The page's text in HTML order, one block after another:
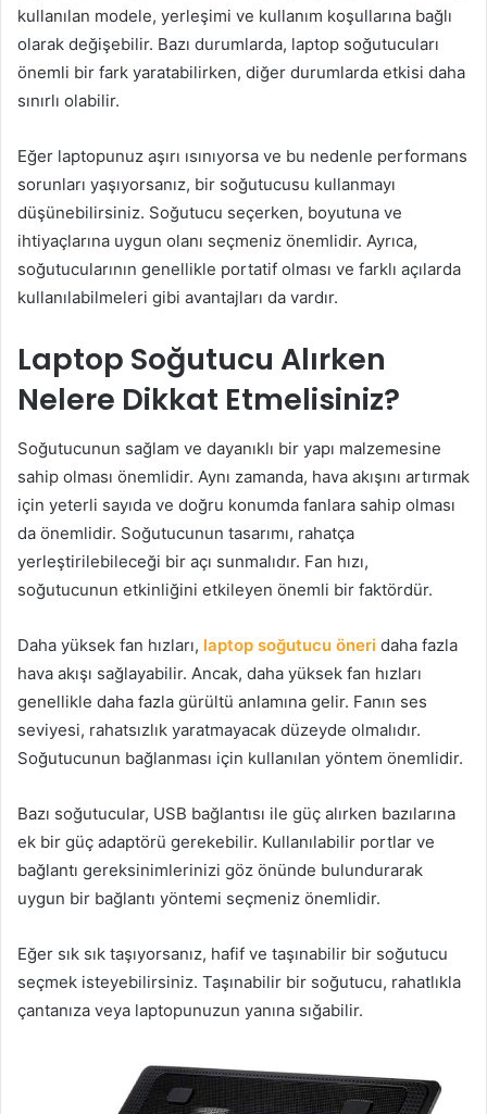
kullanılan modele, yerleşimi ve kullanım koşullarına bağlı
olarak değişebilir. Bazı durumlarda, laptop soğutucuları
önemli bir fark yaratabilirken, diğer durumlarda etkisi daha
sınırlı olabilir.
Eğer laptopunuz aşırı ısınıyorsa ve bu nedenle performans
sorunları yaşıyorsanız, bir soğutucusu kullanmayı
düşünebilirsiniz. Soğutucu seçerken, boyutuna ve
ihtiyaçlarına uygun olanı seçmeniz önemlidir. Ayrıca,
soğutucularının genellikle portatif olması ve farklı açılarda
kullanılabilmeleri gibi avantajları da vardır.
Laptop Soğutucu Alırken
Nelere Dikkat Etmelisiniz?
Soğutucunun sağlam ve dayanıklı bir yapı malzemesine
sahip olması önemlidir. Aynı zamanda, hava akışını artırmak
için yeterli sayıda ve doğru konumda fanlara sahip olması
da önemlidir. Soğutucunun tasarımı, rahatça
yerleştirilebileceği bir açı sunmalıdır. Fan hızı,
soğutucunun etkinliğini etkileyen önemli bir faktördür.
Daha yüksek fan hızları, laptop soğutucu öneri daha fazla
hava akışı sağlayabilir. Ancak, daha yüksek fan hızları
genellikle daha fazla gürültü anlamına gelir. Fanın ses
seviyesi, rahatsızlık yaratmayacak düzeyde olmalıdır.
Soğutucunun bağlanması için kullanılan yöntem önemlidir.
Bazı soğutucular, USB bağlantısı ile güç alırken bazılarına
ek bir güç adaptörü gerekebilir. Kullanılabilir portlar ve
bağlantı gereksinimlerinizi göz önünde bulundurarak
uygun bir bağlantı yöntemi seçmeniz önemlidir.
Eğer sık sık taşıyorsanız, hafif ve taşınabilir bir soğutucu
seçmek isteyebilirsiniz. Taşınabilir bir soğutucu, rahatlıkla
çantanıza veya laptopunuzun yanına sığabilir.